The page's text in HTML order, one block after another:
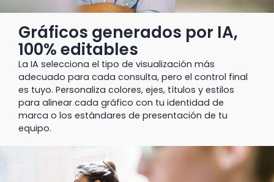
Gráficos generados por IA,
100% editables
La IA selecciona el tipo de visualización más
adecuado para cada consulta, pero el control final
es tuyo. Personaliza colores, ejes, títulos y estilos
para alinear cada gráfico con tu identidad de
marca o los estándares de presentación de tu
equipo.